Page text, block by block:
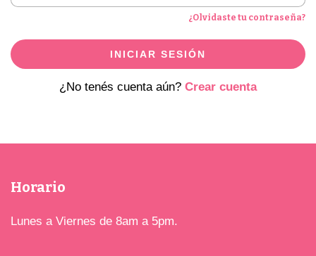
¿Olvidaste tu contraseña?
INICIAR SESIÓN
¿No tenés cuenta aún? Crear cuenta
Horario
Lunes a Viernes de 8am a 5pm.